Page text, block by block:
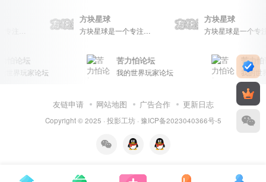
方块星球是一个专注于我的世界的中文论坛，提供丰富的资源分享、玩家交流和创意展示，包括地图、皮肤、数据包等内容，打造Minecraft玩家的专属社区乐园！
方块星球
方块星球是一个专注于我的世界的中文论坛，提供丰富的资源分享、玩家交流和创意展示，包括地图、皮肤、数据包等内容，打造Minecraft玩家的专属社区乐园！
方块星球
怕论坛
世界玩家论坛
苦力怕论坛
我的世界玩家论坛
苦力怕
我的世
友链申请 网站地图 广告合作 更新日志
Copyright © 2025 · 投影工坊· 豫ICP备2023040366号-5